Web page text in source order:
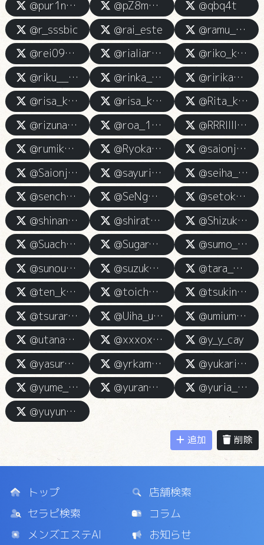
@pur1nchann
@pZ8mDBZokQOzlt8
@qbq4t
@r_sssbic
@rai_este
@ramu_kamiesu
@rei093011
@rialiarialiaria
@riko_kam0806
@riku__kamiesu
@rinka_unyo
@ririka__kami
@risa_kami_0
@risa_kamiesu
@Rita_kamiesu
@rizuna__km
@roa_1004_
@RRRIIII09010
@rumika_88s
@Ryoka_Baby
@saionji_una
@Saionjiuna_ke
@sayuri_kamieste
@seiha_kamiesu
@senchan___6
@SeNg_godest
@setoka_kamiesu
@shinano0728
@shiratori_akemi
@Shizukuchan_w
@Suachan66
@Sugar_kaminoest
@sumo_mo_god
@sunouman_yuki
@suzuka_kami
@tara_cha_0_0
@ten_kamiesu
@toichan_ksmiesu
@tsukina_kamiesu
@tsurara0097
@Uiha_uihello
@umiumi_esute
@utana_kamisama
@xxxoxx_runrun
@y_y_cay
@yasuragi_kamies
@yrkamisama
@yukari_kamies
@yume_kamiesu
@yurano_kamies
@yuria__chan
@yuyuna_kamiesu
追加 削除
トップ
店舗検索
セラピ検索
コラム
メンズエステAI
お知らせ